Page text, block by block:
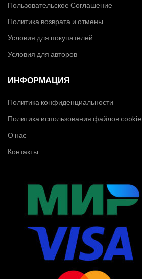
Пользовательское Соглашение
Политика возврата и отмены
Условия для покупателей
Условия для авторов
ИНФОРМАЦИЯ
Политика конфиденциальности
Политика использования файлов cookie
О нас
Контакты